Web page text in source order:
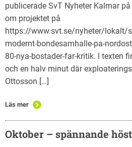
publicerade SvT Nyheter Kalmar
om projektet på
https://www.svt.se/nyheter/lokalt/
modernt-bondesamhalle-pa-
80-nya-bostader-far-kritik. I texten
och en halv minut där
Ottosson […]
Läs mer
Oktober – spännande